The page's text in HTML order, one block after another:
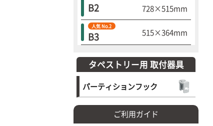
B2 728×515mm
人気 No.2
B3 515×364mm
タペストリー用 取付器具
パーティションフック
ご利用ガイド